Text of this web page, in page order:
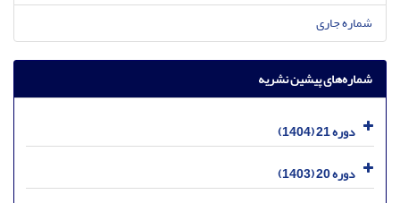
شماره جاری
شماره‌های پیشین نشریه
دوره 21 (1404)
دوره 20 (1403)